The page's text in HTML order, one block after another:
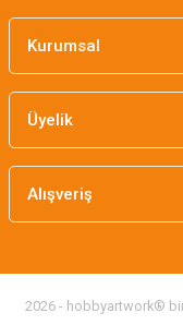
Kurumsal
Üyelik
Alışveriş
2026 - hobbyartwork® bir